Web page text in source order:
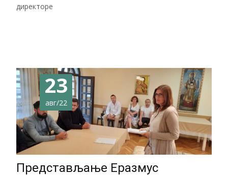
директоре
23
авг/22
Представљање Еразмус